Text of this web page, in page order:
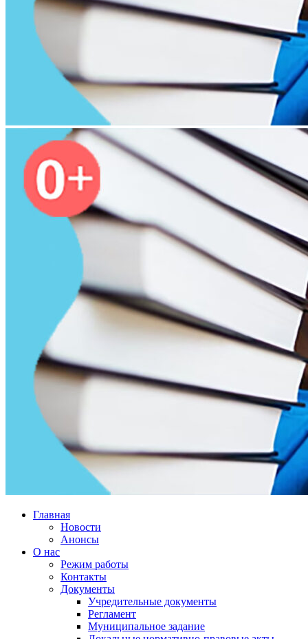
Главная
Новости
Анонсы
О нас
Режим работы
Контакты
Документы
Учредительные документы
Регламент
Муниципальное задание